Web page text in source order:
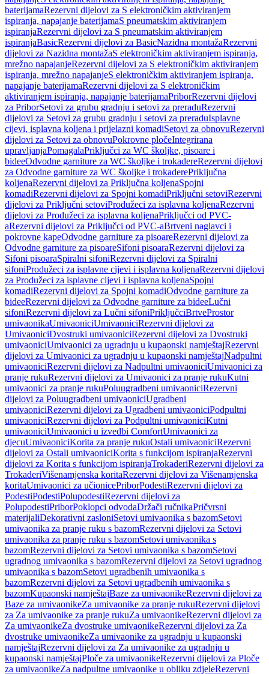
baterijamaRezervni dijelovi za S elektroničkim aktiviranjem
ispiranja, napajanje baterijamaS pneumatskim aktiviranjem
ispiranjaRezervni dijelovi za S pneumatskim aktiviranjem
ispiranjaBasicRezervni dijelovi za BasicNazidna montažaRezervni
dijelovi za Nazidna montažaS elektroničkim aktiviranjem ispiranja,
mrežno napajanjeRezervni dijelovi za S elektroničkim aktiviranjem
ispiranja, mrežno napajanjeS elektroničkim aktiviranjem ispiranja,
napajanje baterijamaRezervni dijelovi za S elektroničkim
aktiviranjem ispiranja, napajanje baterijamaPriborRezervni dijelovi
za PriborSetovi za grubu gradnju i setovi za preraduRezervni
dijelovi za Setovi za grubu gradnju i setovi za preraduIsplavne
cijevi, isplavna koljena i prijelazni komadiSetovi za obnovuRezervni
dijelovi za Setovi za obnovuPokrovne pločeIntegrirana
upravljanjaPomagalaPriključci za WC školjke, pisoare i
bideeOdvodne garniture za WC školjke i trokadereRezervni dijelovi
za Odvodne garniture za WC školjke i trokaderePriključna
koljenaRezervni dijelovi za Priključna koljenaSpojni
komadiRezervni dijelovi za Spojni komadiPriključni setoviRezervni
dijelovi za Priključni setoviProdužeci za isplavna koljenaRezervni
dijelovi za Produžeci za isplavna koljenaPriključci od PVC-
aRezervni dijelovi za Priključci od PVC-aBrtveni naglavci i
pokrovne kapeOdvodne garniture za pisoareRezervni dijelovi za
Odvodne garniture za pisoareSifoni pisoaraRezervni dijelovi za
Sifoni pisoaraSpiralni sifoniRezervni dijelovi za Spiralni
sifoniProdužeci za isplavne cijevi i isplavna koljenaRezervni dijelovi
za Produžeci za isplavne cijevi i isplavna koljenaSpojni
komadiRezervni dijelovi za Spojni komadiOdvodne garniture za
bideeRezervni dijelovi za Odvodne garniture za bideeLučni
sifoniRezervni dijelovi za Lučni sifoniPriključciBrtveProstor
umivaonikaUmivaoniciUmivaoniciRezervni dijelovi za
UmivaoniciDvostruki umivaoniciRezervni dijelovi za Dvostruki
umivaoniciUmivaonici za ugradnju u kupaonski namještajRezervni
dijelovi za Umivaonici za ugradnju u kupaonski namještajNadpultni
umivaoniciRezervni dijelovi za Nadpultni umivaoniciUmivaonici za
pranje rukuRezervni dijelovi za Umivaonici za pranje rukuKutni
umivaonici za pranje rukuPoluugradbeni umivaoniciRezervni
dijelovi za Poluugradbeni umivaoniciUgradbeni
umivaoniciRezervni dijelovi za Ugradbeni umivaoniciPodpultni
umivaoniciRezervni dijelovi za Podpultni umivaoniciKutni
umivaoniciUmivaonici u izvedbi ComfortUmivaonici za
djecuUmivaoniciKorita za pranje rukuOstali umivaoniciRezervni
dijelovi za Ostali umivaoniciKorita s funkcijom ispiranjaRezervni
dijelovi za Korita s funkcijom ispiranjaTrokaderiRezervni dijelovi za
TrokaderiVišenamjenska koritaRezervni dijelovi za Višenamjenska
koritaUmivaonici za učionicePriborPodestiRezervni dijelovi za
PodestiPodestiPolupodestiRezervni dijelovi za
PolupodestiPriborPoklopci odvodaDržači ručnikaPričvrsni
materijaliDekorativni zasloniSetovi umivaonika s bazomSetovi
umivaonika za pranje ruku s bazomRezervni dijelovi za Setovi
umivaonika za pranje ruku s bazomSetovi umivaonika s
bazomRezervni dijelovi za Setovi umivaonika s bazomSetovi
ugradnog umivaonika s bazomRezervni dijelovi za Setovi ugradnog
umivaonika s bazomSetovi ugradbenih umivaonika s
bazomRezervni dijelovi za Setovi ugradbenih umivaonika s
bazomKupaonski namještajBaze za umivaonikeRezervni dijelovi za
Baze za umivaonikeZa umivaonike za pranje rukuRezervni dijelovi
za Za umivaonike za pranje rukuZa umivaonikeRezervni dijelovi za
Za umivaonikeZa dvostruke umivaonikeRezervni dijelovi za Za
dvostruke umivaonikeZa umivaonike za ugradnju u kupaonski
namještajRezervni dijelovi za Za umivaonike za ugradnju u
kupaonski namještajPloče za umivaonikeRezervni dijelovi za Ploče
za umivaonikeZa nadpultne umivaonike u obliku zdjeleRezervni